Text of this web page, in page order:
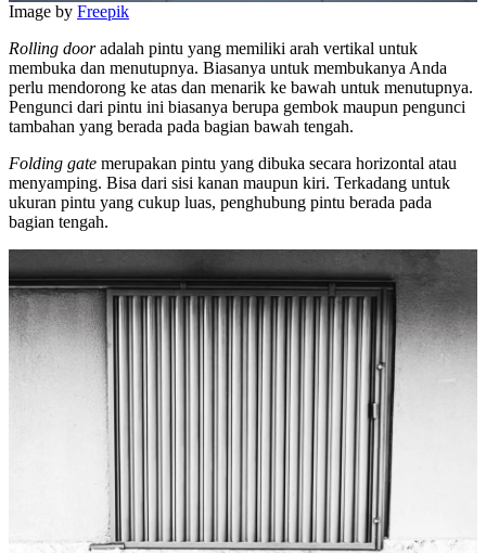
Image by Freepik
Rolling dooradalah pintu yang memiliki arah vertikal untuk
membuka dan menutupnya. Biasanya untuk membukanya Anda
perlu mendorong ke atas dan menarik ke bawah untuk menutupnya.
Pengunci dari pintu ini biasanya berupa gembok maupun pengunci
tambahan yang berada pada bagian bawah tengah.
Folding gate merupakan pintu yang dibuka secara horizontal atau
menyamping. Bisa dari sisi kanan maupun kiri. Terkadang untuk
ukuran pintu yang cukup luas, penghubung pintu berada pada
bagian tengah.